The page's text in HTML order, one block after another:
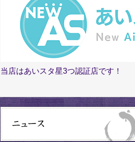
当店はあいスタ星3つ認証店です！